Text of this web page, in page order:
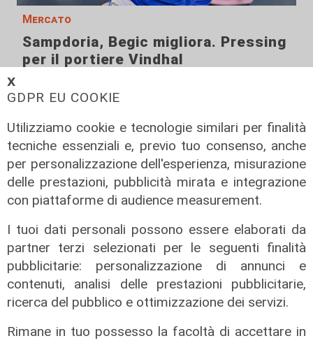
𝗫
GDPR EU COOKIE
Utilizziamo cookie e tecnologie similari per finalità
tecniche essenziali e, previo tuo consenso, anche
per personalizzazione dell'esperienza, misurazione
delle prestazioni, pubblicità mirata e integrazione
con piattaforme di audience measurement.
I tuoi dati personali possono essere elaborati da
partner terzi selezionati per le seguenti finalità
pubblicitarie: personalizzazione di annunci e
contenuti, analisi delle prestazioni pubblicitarie,
ricerca del pubblico e ottimizzazione dei servizi.
Rimane in tuo possesso la facoltà di accettare in
Mercato
Sampdoria, Begic migliora. Pressing
per il portiere Vindhal
di Redazione Sport
Mercato
La Sampdoria blinda Krastev: il
portiere prolunga fino al 2030